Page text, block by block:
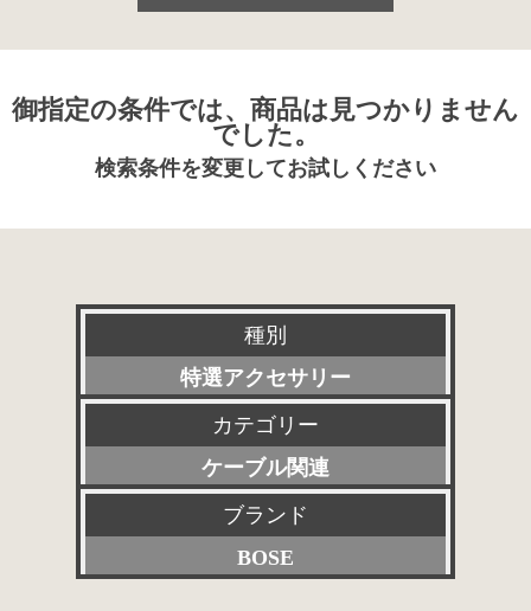
御指定の条件では、商品は見つかりません
でした。
検索条件を変更してお試しください
種別
特選アクセサリー
新品
委託販売品
特価品
その他委託販売品
カテゴリー
ケーブル関連
すべて
プリアンプ
ブランド
BOSE